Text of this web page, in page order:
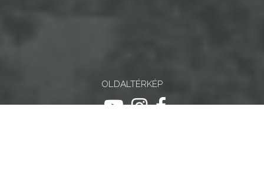
OLDALTÉRKÉP
ugrás youtube csatornára
ugrás instagram
ugrás facebook-